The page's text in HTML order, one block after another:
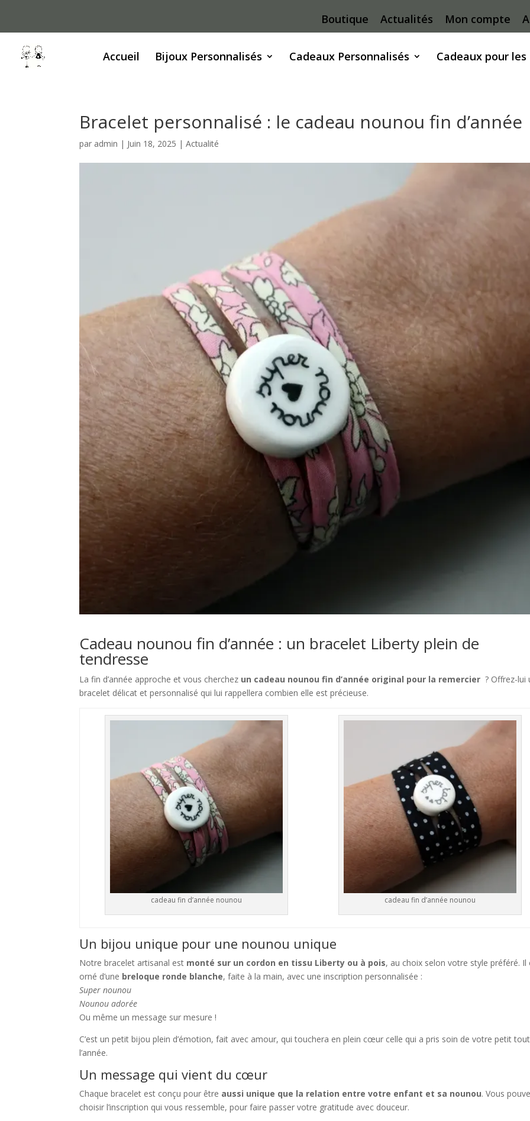
Boutique Actualités Mon compte
Accueil Bijoux Personnalisés Cadeaux Personnalisés Cadeaux pour les
Bracelet personnalisé : le cadeau nounou fin d’année
par admin | Juin 18, 2025 |Actualité
Cadeau nounou fin d’année : un bracelet Liberty plein de
tendresse
La fin d’année approche et vous cherchez un cadeau nounou fin d’année original pour la remercier ? Offrez-lui
bracelet délicat et personnalisé qui lui rappellera combien elle est précieuse.
cadeau fin d’année nounou cadeau fin d’année nounou
Un bijou unique pour une nounou unique
Notre bracelet artisanal est monté sur un cordon en tissu Liberty ou à pois, au choix selon votre style préféré. Il
orné d’une breloque ronde blanche, faite à la main, avec une inscription personnalisée :
Super nounou
Nounou adorée
Ou même un message sur mesure !
C’est un petit bijou plein d’émotion, fait avec amour, qui touchera en plein cœur celle qui a pris soin de votre petit
l’année.
Un message qui vient du cœur
Chaque bracelet est conçu pour être aussi unique que la relation entre votre enfant et sa nounou. Vous
choisir l’inscription qui vous ressemble, pour faire passer votre gratitude avec douceur.